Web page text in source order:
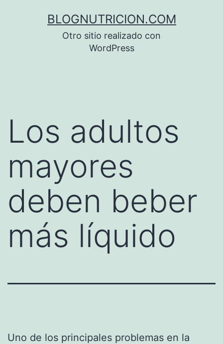
BLOGNUTRICION.COM
Otro sitio realizado con
WordPress
Los adultos
mayores
deben beber
más líquido
Uno de los principales problemas en la